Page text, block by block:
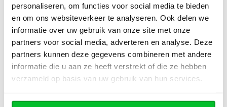
personaliseren, om functies voor social media te bieden
en om ons websiteverkeer te analyseren. Ook delen we
informatie over uw gebruik van onze site met onze
partners voor social media, adverteren en analyse. Deze
partners kunnen deze gegevens combineren met andere
informatie die u aan ze heeft verstrekt of die ze hebben
verzameld op basis van uw gebruik van hun services.
6 radiator en een compact 8 radiator?
Worden er materialen voor ophanging
bij geleverd?
Wat heb ik nog meer nodig om de
installatie van mijn radiator compleet te